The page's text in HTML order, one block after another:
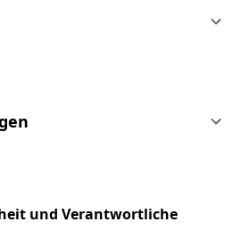
und Verantwortliche